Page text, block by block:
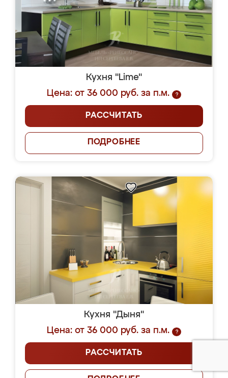
Кухня "Lime"
Цена: от 36 000 руб. за п.м.
?
РАССЧИТАТЬ
ПОДРОБНЕЕ
Кухня "Дыня"
Цена: от 36 000 руб. за п.м.
?
РАССЧИТАТЬ